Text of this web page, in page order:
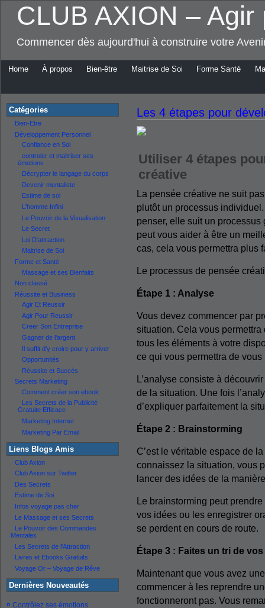
CLUB AXION –
Commencer dès aujourd'hui à construire votre
Home À propos Bien-être Maitrise de Soi Forme Santé
Catégories
Bien-Etre
Développement Personnel
Confiance en Soi
controler et maitriser ses
émotions
Décrypter le langage du corps
Devenir mentaliste
Estime de soi
L'homme Infini
Le Pouvoir de la Visualisation
Le Secret
Loi D'attraction
Maitrise de Soi
Forme et Santé
Massage et ses Bienfaits
Non classé
Réussite et Business
Agir Et Reussir
Agir Pour Reussir
Creer Son Entreprise
Gagner de l'argent
Il suffit d'y croire pour y arriver
Opportunités
Réussite et Succès
Secrets Marketing
Comment créer son ebook
Les Secrets de la Publicité
Gratuite Efficace
Marketing Internet
Marketing Par Email
Liens Blogs Amis
Club Axion
Club Axion sur Twitter
Des Secrets
Estime de Soi
Infos voyage pas cher
Le Massage et ses Secrets
Le Pouvoir des Commandes
Mentales
Les Secrets de l'Attraction
Livres et Ebooks Gratuits
Voyage Or – Voyage de Rêve
Dernières Nouveautés
¤ Contrôlez ses émotions
Les 4 étapes pour
Utiliser 4 étapes
créative
La pensée créative ne suit
plutôt un processus
penser, elle suit un
peut vous aider à être un
cas, cela vous permettra plus
Le processus de pensée
Étape 1 : Analyse
Vous devez commencer par
situation. Cela vous permettra
tous les éléments à votre
ce qui vous permettra de
L’analyse consiste à
de la situation. Une fois
d’expliquer parfaitement la
Étape 2 : Brainstorming
C’est le véritable espace de
connaissez la situation, vous
lancer des idées de la
Le brainstorming peut
vos idées ou les enregistrer
se perdent en cours de route.
Étape 3 : Faites un tri de
Maintenant que vous avez
commencer à les reprendre
fonctionneront pas. Vous